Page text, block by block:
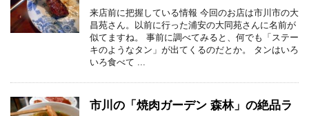
来店前に把握している情報 今回のお店は市川市の大
昌苑さん。以前に行った浦安の大同苑さんに名前が
似てますね。 事前に調べてみると、何でも「ステー
キのようなタン」が出てくるのだとか。 タンはいろ
いろ食べて ...
市川の「焼肉ガーデン 森林」の絶品ラ